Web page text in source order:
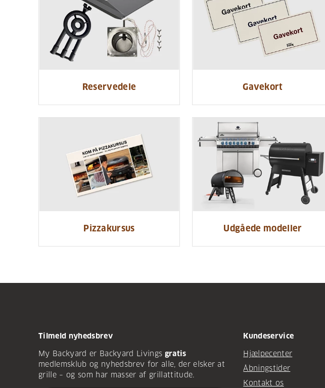
Reservedele Gavekort
Pizzakursus Udgåede modeller
Tilmeld nyhedsbrev
My Backyard er Backyard Livings gratis
medlemsklub og nyhedsbrev for alle, der elsker at
grille – og som har masser af grillattitude.
Kundeservice
Hjælpecenter
Åbningstider
Kontakt os